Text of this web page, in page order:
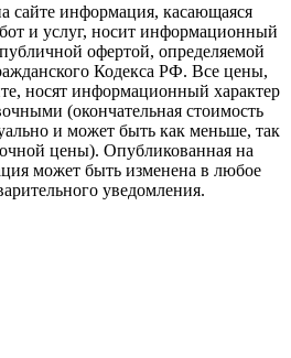
сайте информация, касающаяся
и услуг, носит информационный
офертой, определяемой
Кодекса РФ. Все цены,
носят информационный характер
(окончательная стоимость
и может быть как меньше, так
цены). Опубликованная на
может быть изменена в любое
уведомления.